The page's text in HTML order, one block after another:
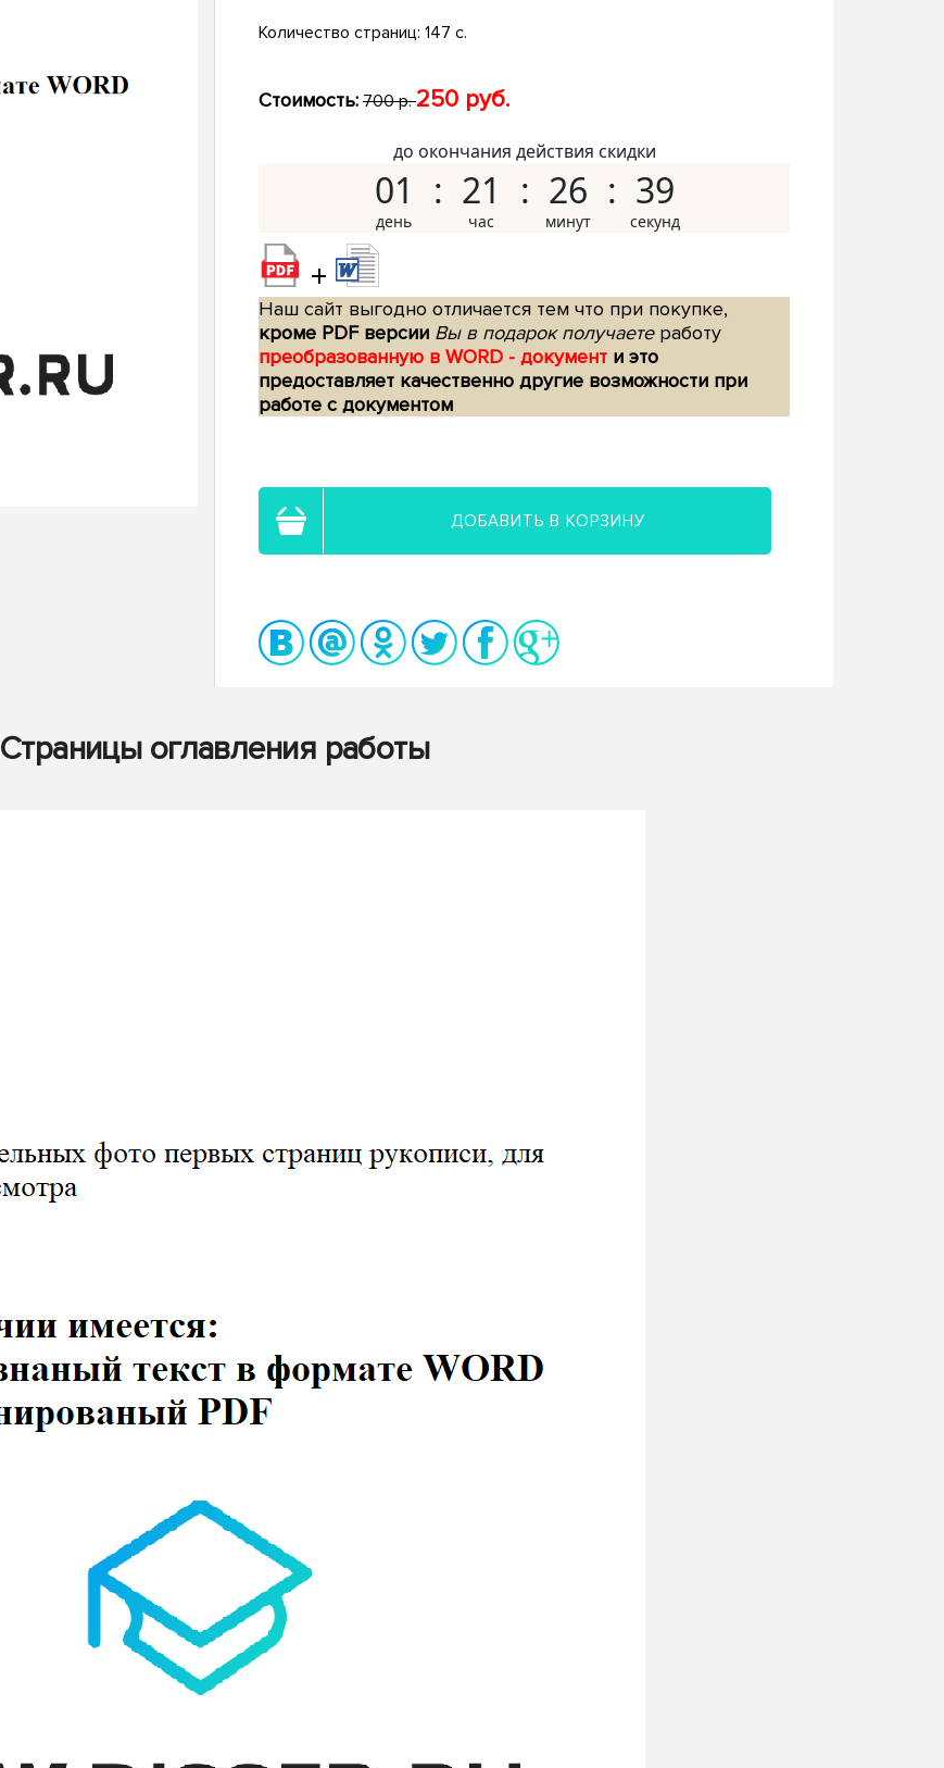
Количество страниц: 147 с.
Стоимость: 700 р.250 руб.
до окончания действия скидки
01 21 26 38
+
Наш сайт выгодно отличается тем что при покупке,
кроме PDF версии Вы в подарок получаетеработу
преобразованную в WORD - документ и это
предоставляет качественно другие возможности при
работе с документом
ДОБАВИТЬ В КОРЗИНУ
Страницы оглавления работы